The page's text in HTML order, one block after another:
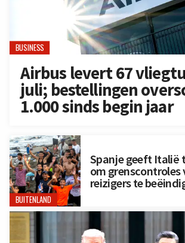
BUSINESS
Airbus levert 67
juli; bestellingen
1.000 sinds begin jaar
BUITENLAND
Spanje geeft Italië
om grenscontroles
reizigers te